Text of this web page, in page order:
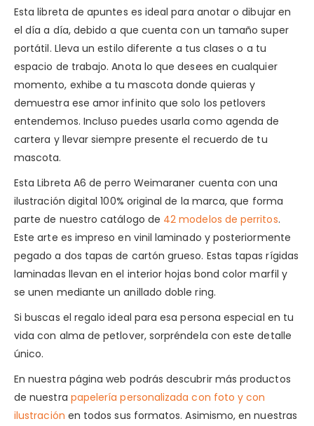
Esta libreta de apuntes es ideal para anotar o dibujar en
el día a día, debido a que cuenta con un tamaño super
portátil. Lleva un estilo diferente a tus clases o a tu
espacio de trabajo. Anota lo que desees en cualquier
momento, exhibe a tu mascota donde quieras y
demuestra ese amor infinito que solo los petlovers
entendemos. Incluso puedes usarla como agenda de
cartera y llevar siempre presente el recuerdo de tu
mascota.
Esta Libreta A6 de perro Weimaraner cuenta con una
ilustración digital 100% original de la marca, que forma
parte de nuestro catálogo de 42 modelos de perritos.
Este arte es impreso en vinil laminado y posteriormente
pegado a dos tapas de cartón grueso. Estas tapas rígidas
laminadas llevan en el interior hojas bond color marfil y
se unen mediante un anillado doble ring.
Si buscas el regalo ideal para esa persona especial en tu
vida con alma de petlover, sorpréndela con este detalle
único.
En nuestra página web podrás descubrir más productos
de nuestra papelería personalizada con foto y con
ilustración en todos sus formatos. Asimismo, en nuestras